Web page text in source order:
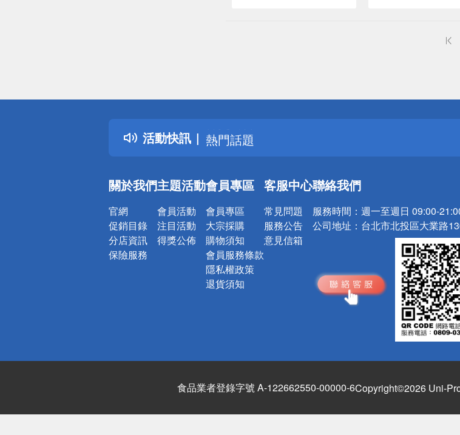
活動快訊
詐騙網頁！請小心！
得獎公告
熱門話題
銀行優惠
詐騙網頁！請小心！
關於我們
官網
促銷目錄
分店資訊
保險服務
主題活動
會員活動
注目活動
得獎公佈
會員專區
會員專區
大宗採購
購物須知
會員服務條款
隱私權政策
退貨須知
客服中心
常見問題
服務公告
意見信箱
聯絡我們
服務時間： 週一至週日 09:00-
公司地址： 台北市北投區大業路
食品業者登錄字號 A-122662550-00000-6Copyright©2026 Uni-